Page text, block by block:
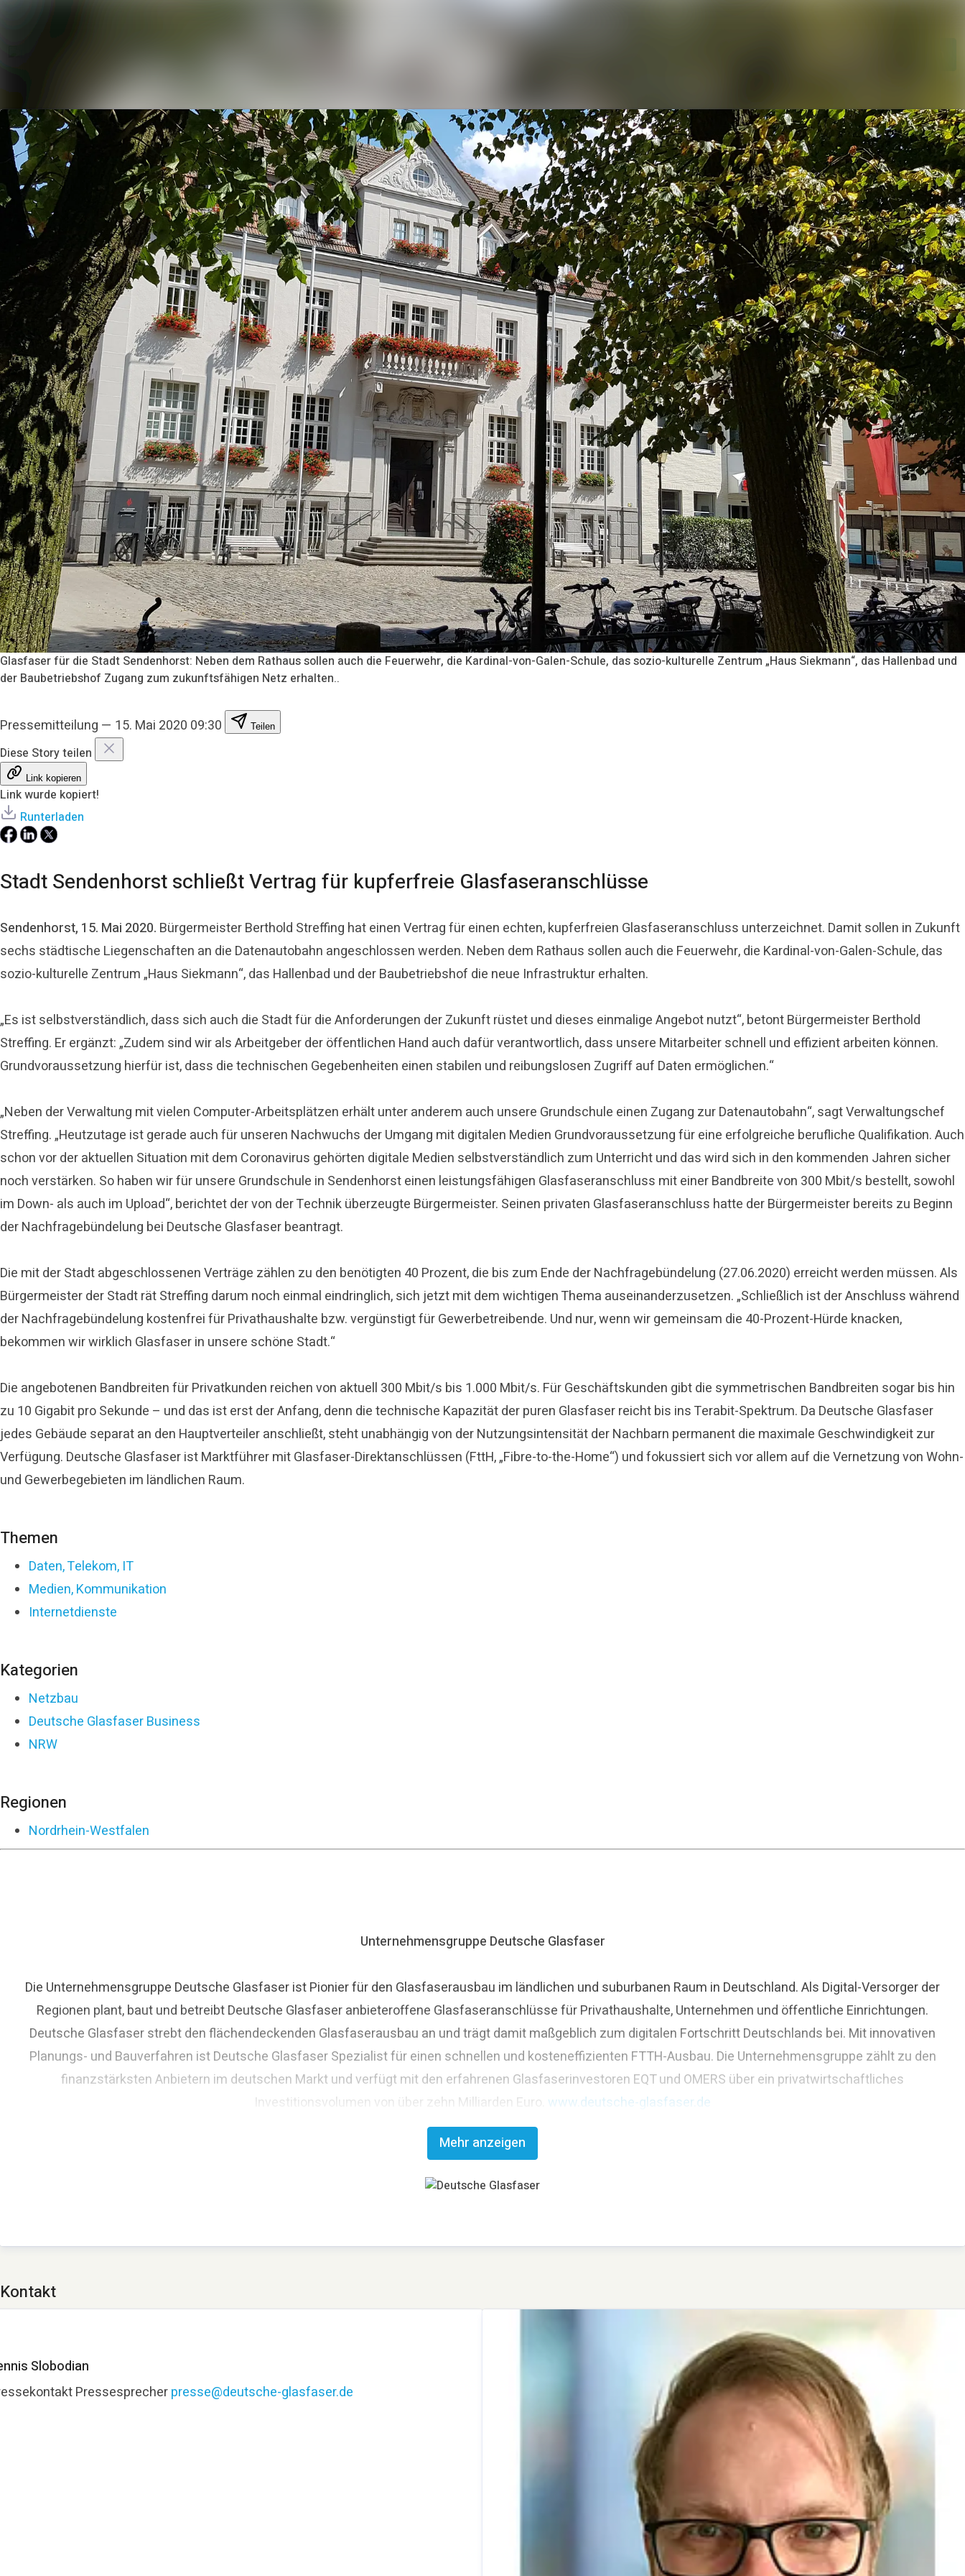
Glasfaser für die Stadt Sendenhorst: Neben dem Rathaus sollen auch die Feuerwehr, die Kardinal-von-Galen-Schule, das sozio-kulturelle Zentrum „Haus Siekmann“, das Hallenbad und
der Baubetriebshof Zugang zum zukunftsfähigen Netz erhalten..
Pressemitteilung — 15. Mai 2020 09:30 Teilen
Diese Story teilen
Link kopieren
Link wurde kopiert!
Runterladen
Stadt Sendenhorst schließt Vertrag für kupferfreie Glasfaseranschlüsse
Sendenhorst, 15. Mai 2020. Bürgermeister Berthold Streffing hat einen Vertrag für einen echten, kupferfreien Glasfaseranschluss unterzeichnet. Damit sollen in Zukunft
sechs städtische Liegenschaften an die Datenautobahn angeschlossen werden. Neben dem Rathaus sollen auch die Feuerwehr, die Kardinal-von-Galen-Schule, das
sozio-kulturelle Zentrum „Haus Siekmann“, das Hallenbad und der Baubetriebshof die neue Infrastruktur erhalten.
„Es ist selbstverständlich, dass sich auch die Stadt für die Anforderungen der Zukunft rüstet und dieses einmalige Angebot nutzt“, betont Bürgermeister Berthold
Streffing. Er ergänzt: „Zudem sind wir als Arbeitgeber der öffentlichen Hand auch dafür verantwortlich, dass unsere Mitarbeiter schnell und effizient arbeiten können.
Grundvoraussetzung hierfür ist, dass die technischen Gegebenheiten einen stabilen und reibungslosen Zugriff auf Daten ermöglichen.“
„Neben der Verwaltung mit vielen Computer-Arbeitsplätzen erhält unter anderem auch unsere Grundschule einen Zugang zur Datenautobahn“, sagt Verwaltungschef
Streffing. „Heutzutage ist gerade auch für unseren Nachwuchs der Umgang mit digitalen Medien Grundvoraussetzung für eine erfolgreiche berufliche Qualifikation. Auch
schon vor der aktuellen Situation mit dem Coronavirus gehörten digitale Medien selbstverständlich zum Unterricht und das wird sich in den kommenden Jahren sicher
noch verstärken. So haben wir für unsere Grundschule in Sendenhorst einen leistungsfähigen Glasfaseranschluss mit einer Bandbreite von 300 Mbit/s bestellt, sowohl
im Down- als auch im Upload“, berichtet der von der Technik überzeugte Bürgermeister. Seinen privaten Glasfaseranschluss hatte der Bürgermeister bereits zu Beginn
der Nachfragebündelung bei Deutsche Glasfaser beantragt.
Die mit der Stadt abgeschlossenen Verträge zählen zu den benötigten 40 Prozent, die bis zum Ende der Nachfragebündelung (27.06.2020) erreicht werden müssen. Als
Bürgermeister der Stadt rät Streffing darum noch einmal eindringlich, sich jetzt mit dem wichtigen Thema auseinanderzusetzen. „Schließlich ist der Anschluss während
der Nachfragebündelung kostenfrei für Privathaushalte bzw. vergünstigt für Gewerbetreibende. Und nur, wenn wir gemeinsam die 40-Prozent-Hürde knacken,
bekommen wir wirklich Glasfaser in unsere schöne Stadt.“
Die angebotenen Bandbreiten für Privatkunden reichen von aktuell 300 Mbit/s bis 1.000 Mbit/s. Für Geschäftskunden gibt die symmetrischen Bandbreiten sogar bis hin
zu 10 Gigabit pro Sekunde – und das ist erst der Anfang, denn die technische Kapazität der puren Glasfaser reicht bis ins Terabit-Spektrum. Da Deutsche Glasfaser
jedes Gebäude separat an den Hauptverteiler anschließt, steht unabhängig von der Nutzungsintensität der Nachbarn permanent die maximale Geschwindigkeit zur
Verfügung. Deutsche Glasfaser ist Marktführer mit Glasfaser-Direktanschlüssen (FttH, „Fibre-to-the-Home“) und fokussiert sich vor allem auf die Vernetzung von Wohn-
und Gewerbegebieten im ländlichen Raum.
Themen
Daten, Telekom, IT
Medien, Kommunikation
Internetdienste
Kategorien
Netzbau
Deutsche Glasfaser Business
NRW
Regionen
Nordrhein-Westfalen
Unternehmensgruppe Deutsche Glasfaser
Die Unternehmensgruppe Deutsche Glasfaser ist Pionier für den Glasfaserausbau im ländlichen und suburbanen Raum in Deutschland. Als Digital-Versorger der
Regionen plant, baut und betreibt Deutsche Glasfaser anbieteroffene Glasfaseranschlüsse für Privathaushalte, Unternehmen und öffentliche Einrichtungen.
Deutsche Glasfaser strebt den flächendeckenden Glasfaserausbau an und trägt damit maßgeblich zum digitalen Fortschritt Deutschlands bei. Mit innovativen
Planungs- und Bauverfahren ist Deutsche Glasfaser Spezialist für einen schnellen und kosteneffizienten FTTH-Ausbau. Die Unternehmensgruppe zählt zu den
finanzstärksten Anbietern im deutschen Markt und verfügt mit den erfahrenen Glasfaserinvestoren EQT und OMERS über ein privatwirtschaftliches
Investitionsvolumen von über zehn Milliarden Euro. www.deutsche-glasfaser.de
Mehr anzeigen
Kontakt
Slobodian
Pressesprecherpresse@deutsche-glasfaser.de